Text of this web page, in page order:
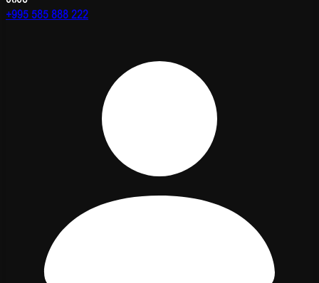
+995 585 888 222